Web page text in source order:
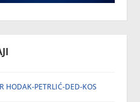
HODAK-PETRLIĆ-DED-KOS